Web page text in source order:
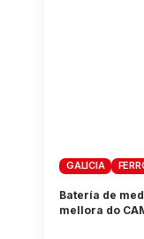
GALICIA
Batería de
mellora do